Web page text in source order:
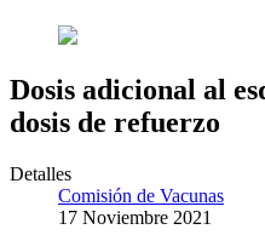
Dosis adicional al
dosis de refuerzo
Detalles
Comisión de Vacunas
17 Noviembre 2021